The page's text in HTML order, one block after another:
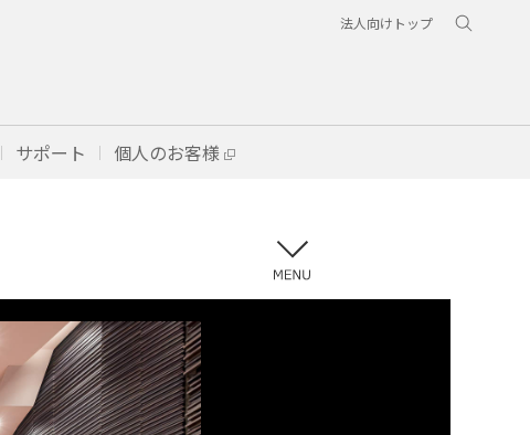
法人向けトップ
サポート 個人のお客様